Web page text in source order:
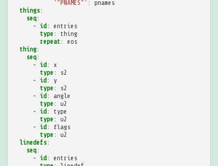
'"PNAMES"' :
pnames
things:
seq:
-
id :
entries
type :
thing
repeat :
eos
thing:
seq:
-
id :
x
type :
s2
-
id :
y
type :
s2
-
id :
angle
type :
u2
-
id :
type
type :
u2
-
id :
flags
type :
u2
linedefs:
seq:
-
id :
entries